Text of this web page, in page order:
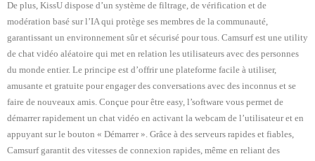
De plus, KissU dispose d’un système de filtrage, de vérification et de
modération basé sur l’IA qui protège ses membres de la communauté,
garantissant un environnement sûr et sécurisé pour tous. Camsurf est une utility
de chat vidéo aléatoire qui met en relation les utilisateurs avec des personnes
du monde entier. Le principe est d’offrir une plateforme facile à utiliser,
amusante et gratuite pour engager des conversations avec des inconnus et se
faire de nouveaux amis. Conçue pour être easy, l’software vous permet de
démarrer rapidement un chat vidéo en activant la webcam de l’utilisateur et en
appuyant sur le bouton « Démarrer ». Grâce à des serveurs rapides et fiables,
Camsurf garantit des vitesses de connexion rapides, même en reliant des